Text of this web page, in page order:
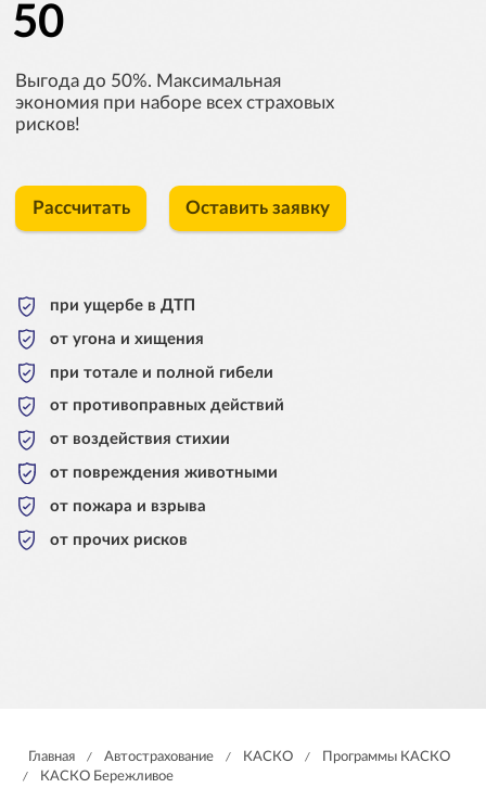
50
Выгода до 50%. Максимальная
экономия при наборе всех страховых
рисков!
Рассчитать Оставить заявку
при ущербе в ДТП
от угона и хищения
при тотале и полной гибели
от противоправных действий
от воздействия стихии
от повреждения животными
от пожара и взрыва
от прочих рисков
Главная / Автострахование / КАСКО / Программы КАСКО
/ КАСКО Бережливое